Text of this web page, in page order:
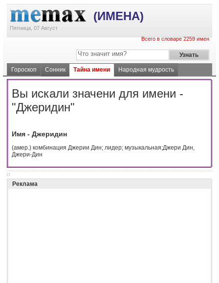
(ИМЕНА)
Пятница, 07 Август
Всего в словаре 2259 имен
Гороскоп Сонник Тайна имени Народная мудрость
Вы искали значени для имени -
"Джеридин"
Имя - Джеридин
(амер.) комбинация Джерии Дин; лидер; музыкальная;Джери Дин,
Джери-Дин
Реклама